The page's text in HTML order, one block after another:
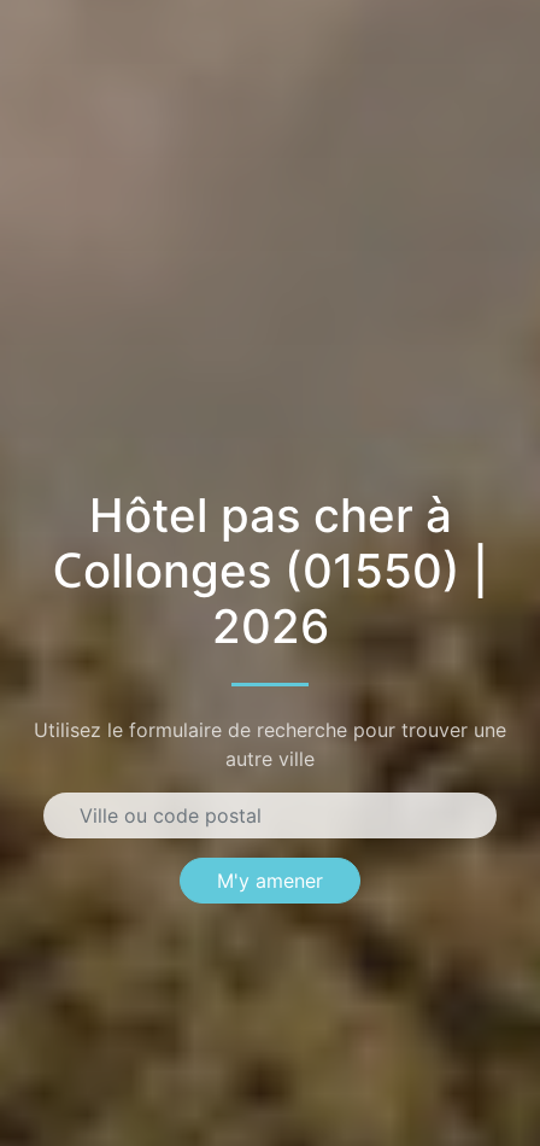
Hôtel pas cher à
Collonges (01550) |
2026
Utilisez le formulaire de recherche pour trouver une
autre ville
M'y amener